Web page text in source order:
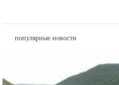
популярные новости